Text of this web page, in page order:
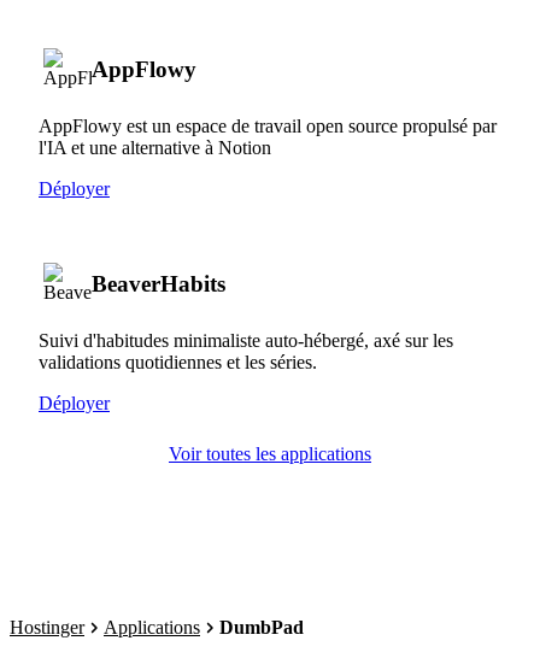
AppFlowy
AppFlowy est un espace de travail open source propulsé par
l'IA et une alternative à Notion
Déployer
BeaverHabits
Suivi d'habitudes minimaliste auto-hébergé, axé sur les
validations quotidiennes et les séries.
Déployer
Voir toutes les applications
Hostinger Applications DumbPad